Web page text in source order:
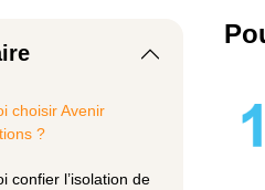
choisir Avenir
?
confier l’isolation de